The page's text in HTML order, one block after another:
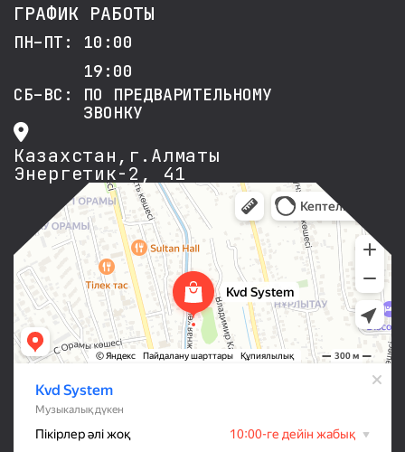
ГРАФИК РАБОТЫ
ПН–ПТ: 10:00
19:00
СБ–ВС: ПО ПРЕДВАРИТЕЛЬНОМУ
ЗВОНКУ
Казахстан,г.Алматы
Энергетик-2, 41